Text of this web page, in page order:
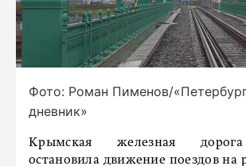
Фото: Роман Пименов/
дневник»
Крымская железная
остановила движение поездов на